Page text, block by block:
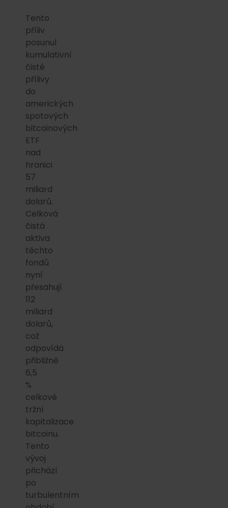
Tento
příliv
posunul
kumulativní
čisté
přílivy
do
amerických
spotových
bitcoinových
ETF
nad
hranici
57
miliard
dolarů.
Celková
čistá
aktiva
těchto
fondů
nyní
přesahují
112
miliard
dolarů,
což
odpovídá
přibližně
6,5
%
celkové
tržní
kapitalizace
bitcoinu.
Tento
vývoj
přichází
po
turbulentním